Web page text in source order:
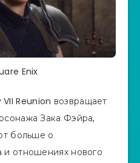
Enix
Reunion возвращает
Зака ​​Фэйра,
больше о
отношениях нового